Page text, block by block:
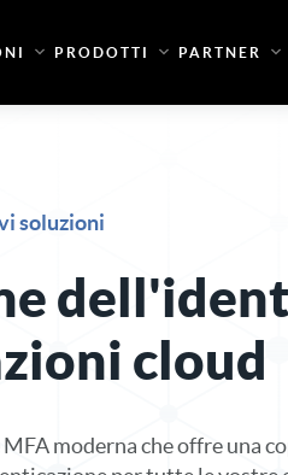
PRODOTTI PARTNER
soluzioni
cloud
moderna che offre una